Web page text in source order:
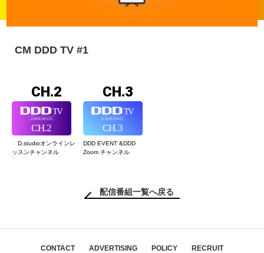
CM DDD TV #1
CH.2
D.studioオンラインレ
ッスンチャンネル
CH.3
DDD EVENT &DDD
Zoom チャンネル
配信番組一覧へ戻る
CONTACT ADVERTISING POLICY RECRUIT